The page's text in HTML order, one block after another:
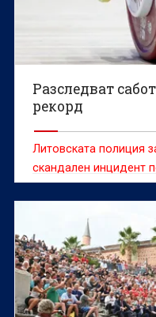
Разследват
рекорд
Литовската полиция
скандален инцидент
първенство по
състезателка
рекорд.